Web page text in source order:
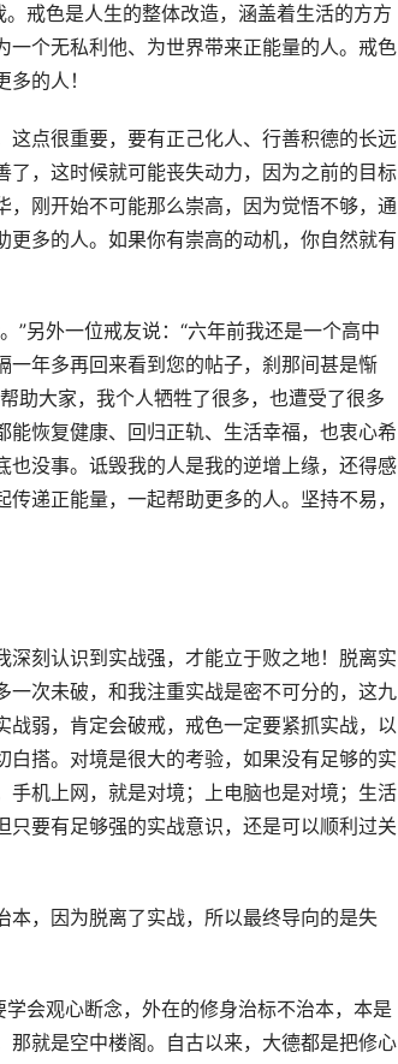
戒色是人生的整体改造，涵盖着生活的方方
个无私利他、为世界带来正能量的人。戒色
的人！
点很重要，要有正己化人、行善积德的长远
，这时候就可能丧失动力，因为之前的目标
刚开始不可能那么崇高，因为觉悟不够，通
多的人。如果你有崇高的动机，你自然就有
”另外一位戒友说：“六年前我还是一个高中
年多再回来看到您的帖子，刹那间甚是惭
助大家，我个人牺牲了很多，也遭受了很多
恢复健康、回归正轨、生活幸福，也衷心希
没事。诋毁我的人是我的逆增上缘，还得感
递正能量，一起帮助更多的人。坚持不易，
刻认识到实战强，才能立于败之地！脱离实
次未破，和我注重实战是密不可分的，这九
弱，肯定会破戒，戒色一定要紧抓实战，以
搭。对境是很大的考验，如果没有足够的实
机上网，就是对境；上电脑也是对境；生活
要有足够强的实战意识，还是可以顺利过关
，因为脱离了实战，所以最终导向的是失
会观心断念，外在的修身治标不治本，本是
就是空中楼阁。自古以来，大德都是把修心